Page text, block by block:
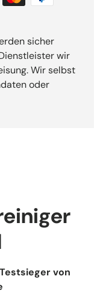
sicher
wir
Wir selbst
oder
von